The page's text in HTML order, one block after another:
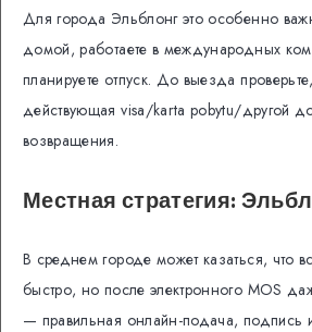
Для города Эльблонг это особенно
домой, работаете в международных
планируете отпуск. До выезда
действующая visa/karta pobytu/другой
возвращения.
Местная стратегия:
В среднем городе может казаться, что
быстро, но после электронного MOS
— правильная онлайн-подача, подпись